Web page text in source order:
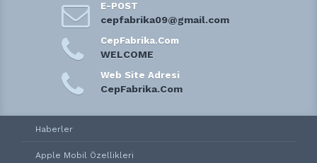
E-POST
cepfabrika09@gmail.com
CepFabrika.Com
WELCOME
Web Site Adresi
CepFabrika.Com
Haberler
Apple Mobil Özellikleri